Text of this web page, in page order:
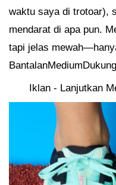
waktu saya di trotoar),
mendarat di apa pun.
tapi jelas
Iklan - Lanjutkan